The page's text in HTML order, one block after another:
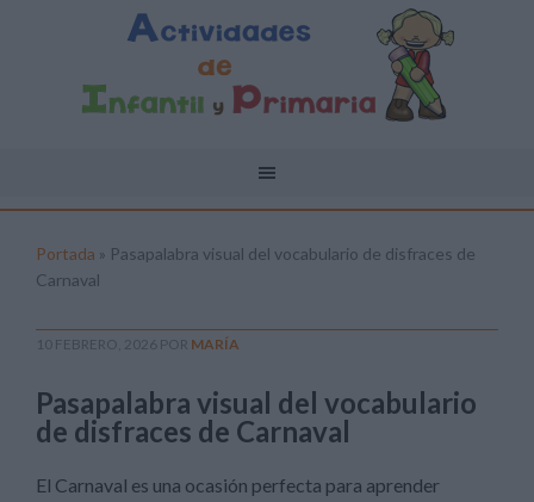
Portada » Pasapalabra visual del vocabulario de disfraces de
Carnaval
10 FEBRERO, 2026 POR MARÍA
Pasapalabra visual del vocabulario
de disfraces de Carnaval
El Carnaval es una ocasión perfecta para aprender